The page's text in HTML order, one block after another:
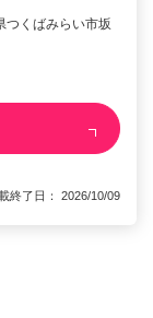
つくばみらい市坂
了日： 2026/10/09